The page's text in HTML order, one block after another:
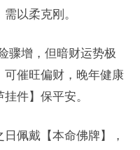
以柔克刚。
骤增，但暗财运势极
催旺偏财，晚年健康
件】保平安。
佩戴【本命佛牌】，